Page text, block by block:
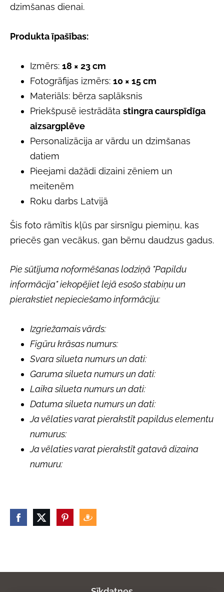
dzimšanas dienai.
Produkta īpašības:
Izmērs: 18 × 23 cm
Fotogrāfijas izmērs: 10 × 15 cm
Materiāls: bērza saplāksnis
Priekšpusē iestrādāta stingra caurspīdīga
aizsargplēve
Personalizācija ar vārdu un dzimšanas
datiem
Pieejami dažādi dizaini zēniem un
meitenēm
Roku darbs Latvijā
Šis foto rāmītis kļūs par sirsnīgu piemiņu, kas
priecēs gan vecākus, gan bērnu daudzus gadus.
Pie sūtījuma noformēšanas lodziņā "Papildu
informācija" iekopējiet lejā esošo stabiņu un
pierakstiet nepieciešamo informāciju:
Izgriežamais vārds:
Figūru krāsas numurs:
Svara silueta numurs un dati:
Garuma silueta numurs un dati:
Laika silueta numurs un dati:
Datuma silueta numurs un dati:
Ja vēlaties varat pierakstīt papildus elementu
numurus:
Ja vēlaties varat pierakstīt gatavā dizaina
numuru: